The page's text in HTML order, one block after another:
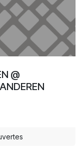
@